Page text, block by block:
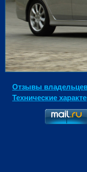
Отзывы
Технические